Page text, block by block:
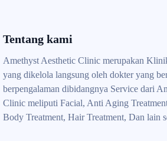
Tentang kami
Amethyst Aesthetic Clinic merupakan
yang dikelola langsung oleh dokter yang
berpengalaman dibidangnya Service dari
Clinic meliputi Facial, Anti Aging
Body Treatment, Hair Treatment, Dan lain